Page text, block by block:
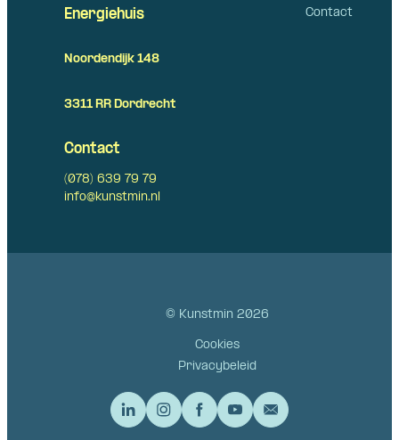
Contact
Energiehuis
Noordendijk 148
3311 RR Dordrecht
Contact
(078) 639 79 79
info@kunstmin.nl
© Kunstmin 2026
Cookies
Privacybeleid